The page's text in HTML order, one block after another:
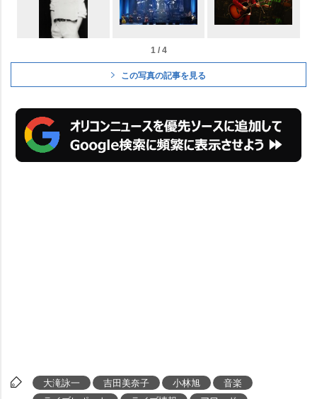
1 / 4
この写真の記事を見る
大滝詠一 吉田美奈子 小林旭
音楽